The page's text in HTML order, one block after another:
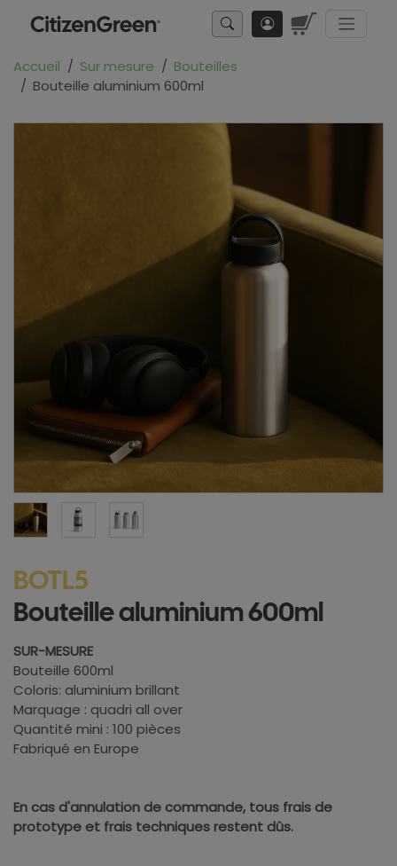
Accueil Sur mesure
Bouteilles
Bouteille aluminium 600ml
BOTL5
Bouteille aluminium 600ml
SUR-MESURE
Bouteille 600ml
Coloris: aluminium brillant
Marquage : quadri all over
Quantité mini : 100 pièces
Fabriqué en Europe
En cas d'annulation de commande, tous frais de
prototype et frais techniques restent dûs.